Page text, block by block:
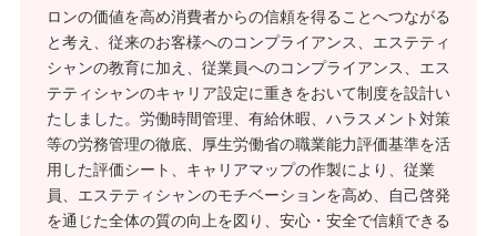
ロンの価値を高め消費者からの信頼を得ることへつながる
と考え、従来のお客様へのコンプライアンス、エステティ
シャンの教育に加え、従業員へのコンプライアンス、エス
テティシャンのキャリア設定に重きをおいて制度を設計い
たしました。労働時間管理、有給休暇、ハラスメント対策
等の労務管理の徹底、厚生労働省の職業能力評価基準を活
用した評価シート、キャリアマップの作製により、従業
員、エステティシャンのモチベーションを高め、自己啓発
を通じた全体の質の向上を図り、安心・安全で信頼できる